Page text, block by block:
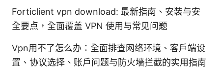
Forticlient vpn download: 最新指南、安装与安
全要点，全面覆盖 VPN 使用与常见问题
Vpn用不了怎么办：全面排查网络环境、客户端设
置、协议选择、账户问题与防火墙拦截的实用指南